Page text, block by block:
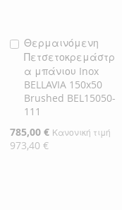
Θερμαινόμενη
Πετσετοκρεμάστρ
α μπάνιου Inox
BELLAVIA 150x50
Brushed BEL15050-
111
Ειδική
Τιμή
785,00 € Κανονική τιμή
973,40 €
Προσθήκη
στο
Καλάθι